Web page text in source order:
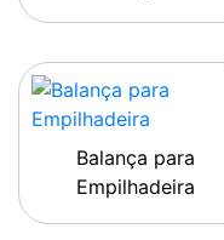
Balança para
Empilhadeira